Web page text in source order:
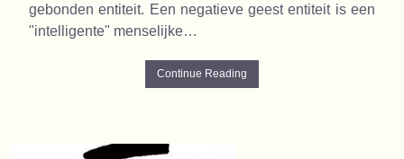
gebonden entiteit. Een negatieve geest entiteit is een
"intelligente" menselijke…
Continue Reading